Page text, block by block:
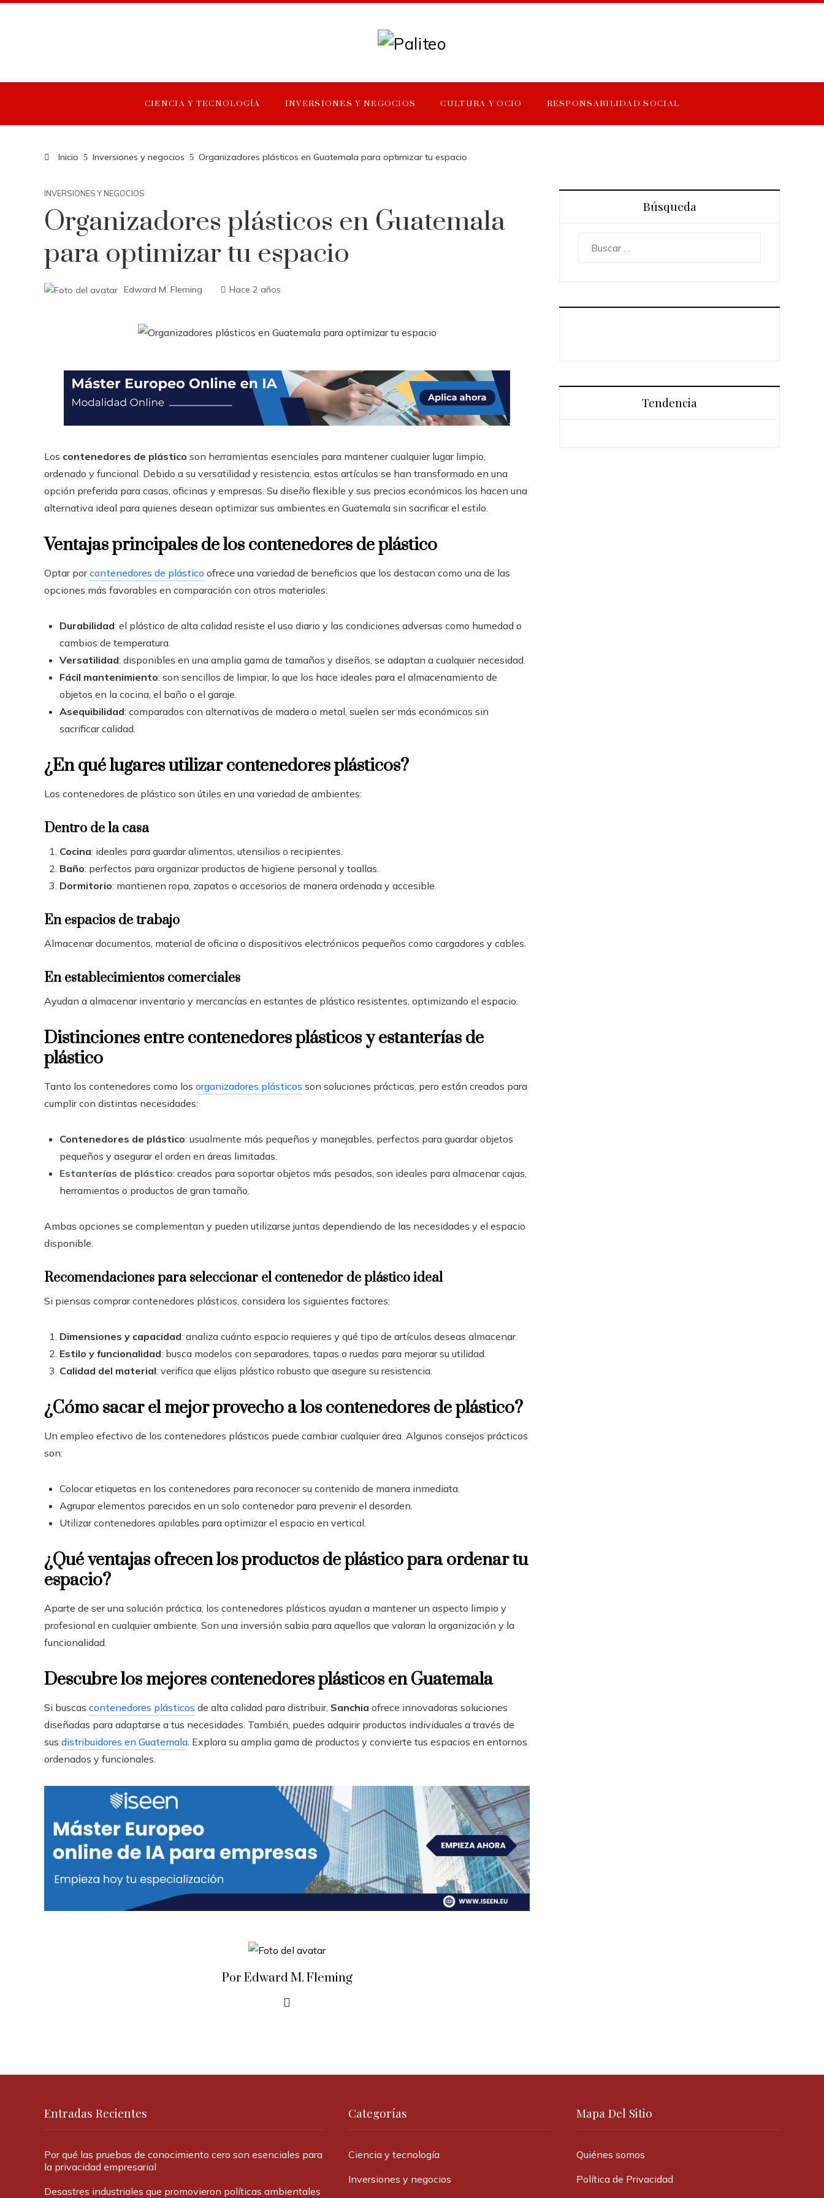
CIENCIA Y TECNOLOGÍA INVERSIONES Y NEGOCIOS CULTURA Y OCIO RESPONSABILIDAD SOCIAL
Inicio Inversiones y negocios Organizadores plásticos en Guatemala para optimizar tu espacio
INVERSIONES Y NEGOCIOS
Organizadores plásticos en Guatemala
para optimizar tu espacio
Edward M. Fleming Hace 2 años
Los contenedores de plástico son herramientas esenciales para mantener cualquier lugar limpio,
ordenado y funcional. Debido a su versatilidad y resistencia, estos artículos se han transformado en una
opción preferida para casas, oficinas y empresas. Su diseño flexible y sus precios económicos los hacen una
alternativa ideal para quienes desean optimizar sus ambientes en Guatemala sin sacrificar el estilo.
Ventajas principales de los contenedores de plástico
Optar porcontenedores de plástico ofrece una variedad de beneficios que los destacan como una de las
opciones más favorables en comparación con otros materiales:
Durabilidad: el plástico de alta calidad resiste el uso diario y las condiciones adversas como humedad o
cambios de temperatura.
Versatilidad: disponibles en una amplia gama de tamaños y diseños, se adaptan a cualquier necesidad.
Fácil mantenimiento: son sencillos de limpiar, lo que los hace ideales para el almacenamiento de
objetos en la cocina, el baño o el garaje.
Asequibilidad: comparados con alternativas de madera o metal, suelen ser más económicos sin
sacrificar calidad.
¿En qué lugares utilizar contenedores plásticos?
Los contenedores de plástico son útiles en una variedad de ambientes:
Dentro de la casa
Cocina: ideales para guardar alimentos, utensilios o recipientes.
Baño: perfectos para organizar productos de higiene personal y toallas.
Dormitorio: mantienen ropa, zapatos o accesorios de manera ordenada y accesible.
En espacios de trabajo
Almacenar documentos, material de oficina o dispositivos electrónicos pequeños como cargadores y cables.
En establecimientos comerciales
Ayudan a almacenar inventario y mercancías en estantes de plástico resistentes, optimizando el espacio.
Distinciones entre contenedores plásticos y estanterías de
plástico
Tanto los contenedores como los organizadores plásticos son soluciones prácticas, pero están creados para
cumplir con distintas necesidades:
Contenedores de plástico: usualmente más pequeños y manejables, perfectos para guardar objetos
pequeños y asegurar el orden en áreas limitadas.
Estanterías de plástico: creados para soportar objetos más pesados, son ideales para almacenar cajas,
herramientas o productos de gran tamaño.
Ambas opciones se complementan y pueden utilizarse juntas dependiendo de las necesidades y el espacio
disponible.
Recomendaciones para seleccionar el contenedor de plástico ideal
Si piensas comprar contenedores plásticos, considera los siguientes factores:
Dimensiones y capacidad: analiza cuánto espacio requieres y qué tipo de artículos deseas almacenar.
Estilo y funcionalidad: busca modelos con separadores, tapas o ruedas para mejorar su utilidad.
Calidad del material: verifica que elijas plástico robusto que asegure su resistencia.
¿Cómo sacar el mejor provecho a los contenedores de plástico?
Un empleo efectivo de los contenedores plásticos puede cambiar cualquier área. Algunos consejos prácticos
son:
Colocar etiquetas en los contenedores para reconocer su contenido de manera inmediata.
Agrupar elementos parecidos en un solo contenedor para prevenir el desorden.
Utilizar contenedores apilables para optimizar el espacio en vertical.
¿Qué ventajas ofrecen los productos de plástico para ordenar tu
espacio?
Aparte de ser una solución práctica, los contenedores plásticos ayudan a mantener un aspecto limpio y
profesional en cualquier ambiente. Son una inversión sabia para aquellos que valoran la organización y la
funcionalidad.
Descubre los mejores contenedores plásticos en Guatemala
Si buscas contenedores plásticos de alta calidad para distribuir, Sanchia ofrece innovadoras soluciones
diseñadas para adaptarse a tus necesidades. También, puedes adquirir productos individuales a través de
sus distribuidores en Guatemala . Explora su amplia gama de productos y convierte tus espacios en entornos
ordenados y funcionales.
Por Edward M. Fleming
Búsqueda
Tendencia
Entradas Recientes
Por qué las pruebas de conocimiento cero son esenciales para
la privacidad empresarial
Desastres industriales que promovieron políticas ambientales
Categorías
Ciencia y tecnología
Inversiones y negocios
Mapa Del Sitio
Quiénes somos
Política de Privacidad